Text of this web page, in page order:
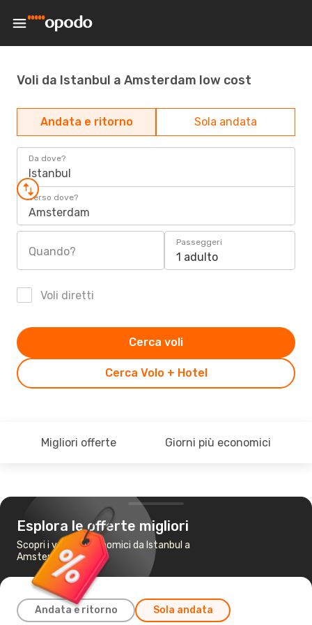
Voli da Istanbul a Amsterdam low cost
Andata e ritorno Sola andata
Da dove?
Istanbul
Verso dove?
Amsterdam
Quando?
Passeggeri
1 adulto
Voli diretti
Cerca Volo + Hotel
Cerca voli
Migliori offerte Giorni più economici
Esplora le offerte migliori
Scopri i voli più economici da Istanbul a
Amsterdam
Andata e ritorno Sola andata